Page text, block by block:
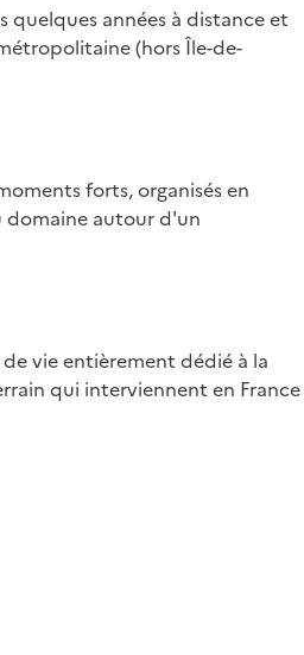
quelques années à distance et
(hors Île-de-
forts, organisés en
domaine autour d'un
vie entièrement dédié à la
qui interviennent en France